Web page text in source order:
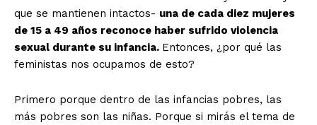
que se mantienen intactos- una de cada diez mujeres
de 15 a 49 años reconoce haber sufrido violencia
sexual durante su infancia. Entonces, ¿por qué las
feministas nos ocupamos de esto?
Primero porque dentro de las infancias pobres, las
más pobres son las niñas. Porque si mirás el tema de